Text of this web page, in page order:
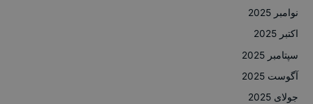
نوامبر 2025
اکتبر 2025
سپتامبر 2025
آگوست 2025
جولای 2025